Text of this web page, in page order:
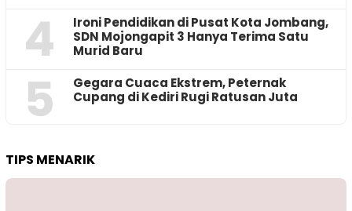
4
Ironi Pendidikan di Pusat Kota Jombang,
SDN Mojongapit 3 Hanya Terima Satu
Murid Baru
5
‎Gegara Cuaca Ekstrem, Peternak
Cupang di Kediri Rugi Ratusan Juta
TIPS MENARIK